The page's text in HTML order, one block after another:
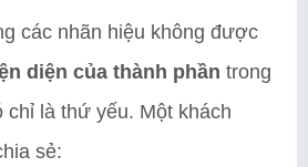
các nhãn hiệu không được
diện của thành phần trong
chỉ là thứ yếu. Một khách
sẻ: